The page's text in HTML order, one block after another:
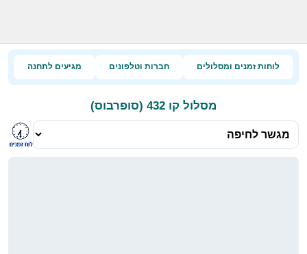
לוחות זמנים ומסלולים חברות וטלפונים מגיעים לתחנה
מסלול קו 432 (סופרבוס)